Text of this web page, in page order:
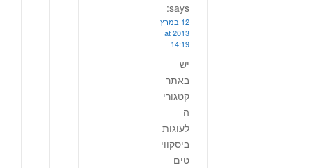
says:
12 במרץ
2013 at
14:19
יש
באתר
קטגורי
ה
לעוגות
ביסקווי
טים